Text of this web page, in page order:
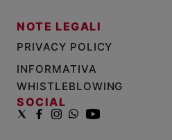
NOTE LEGALI
PRIVACY POLICY
INFORMATIVA
WHISTLEBLOWING
SOCIAL